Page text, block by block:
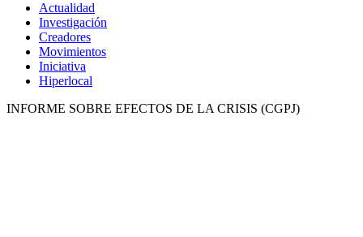
Actualidad
Investigación
Creadores
Movimientos
Iniciativa
Hiperlocal
INFORME SOBRE EFECTOS DE LA CRISIS (CGPJ)